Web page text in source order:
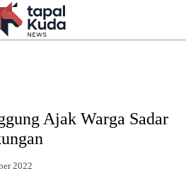
Ajak Warga Sadar
2022